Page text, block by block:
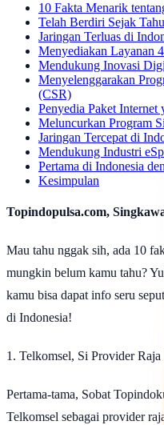
10 Fakta Menarik
Telah Berdiri Sejak
Jaringan Terluas di
Menyediakan Layanan
Mendukung Inovasi
Menyelenggarakan
(CSR)
Penyedia Paket Internet
Meluncurkan Program
Jaringan Tercepat di
Mendukung Industri
Pertama di Indonesia
Kesimpulan
Topindopulsa.com,
Mau tahu nggak sih, ada 10
mungkin belum kamu tahu?
kamu bisa dapat info seru
di Indonesia!
1. Telkomsel, Si Provider Raja
Pertama-tama, Sobat
Telkomsel sebagai provider